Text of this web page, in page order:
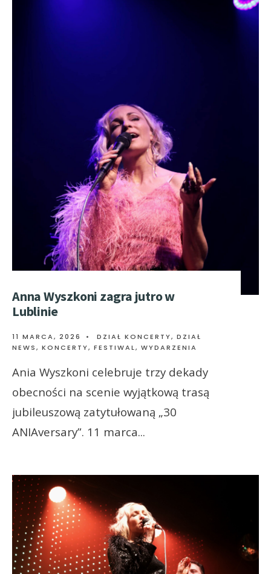
Anna Wyszkoni zagra jutro w
Lublinie
11 MARCA, 2026 • DZIAŁ KONCERTY, DZIAŁ
NEWS, KONCERTY, FESTIWAL, WYDARZENIA
Ania Wyszkoni celebruje trzy dekady
obecności na scenie wyjątkową trasą
jubileuszową zatytułowaną „30
ANIAversary”. 11 marca...